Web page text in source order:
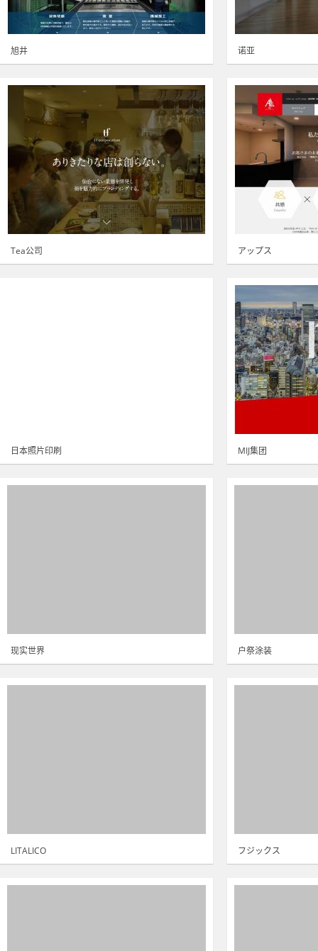
旭井 诺亚
Tea公司 アップス
日本照片印刷 MIJ集团
现实世界 户祭涂装
LITALICO フジックス